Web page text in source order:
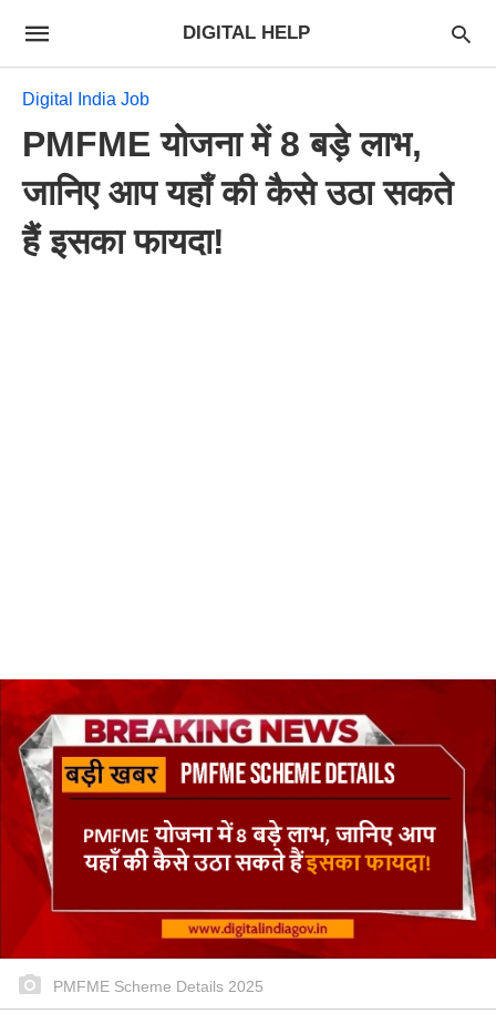
DIGITAL HELP
Digital India Job
PMFME योजना में 8 बड़े लाभ,
जानिए आप यहाँ की कैसे उठा सकते
हैं इसका फायदा!
PMFME Scheme Details 2025